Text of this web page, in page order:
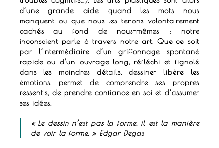
d’une grande aide quand les mots nous
manquent ou que nous les tenons volontairement
cachés au fond de nous-mêmes : notre
inconscient parle à travers notre art. Que ce soit
par l’intermédiaire d’un griffonnage spontané
rapide ou d’un ouvrage long, réfléchi et fignolé
dans les moindres détails, dessiner libère les
émotions, permet de comprendre ses propres
ressentis, de prendre confiance en soi et d’assumer
ses idées.
« Le dessin n’est pas la forme, il est la manière
de voir la forme. » Edgar Degas